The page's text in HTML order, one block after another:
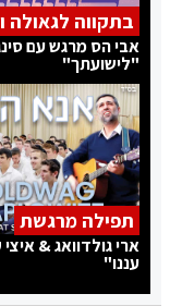
בתקווה לגאולה
אבי הס מרגש עם
"לישועתך"
תפילה מרגשת
ארי גולדוואג &
עננו"